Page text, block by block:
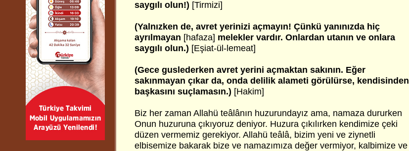
saygılı olun!) [Tirmizi]
(Yalnızken de, avret yerinizi açmayın! Çünkü yanınızda hiç
ayrılmayan [hafaza] melekler vardır. Onlardan utanın ve onlara
saygılı olun.) [Eşiat-ül-lemeat]
(Gece guslederken avret yerini açmaktan sakının. Eğer
sakınmayan çıkar da, onda delilik alameti görülürse, kendisinden
başkasını suçlamasın.) [Hakim]
Biz her zaman Allahü teâlânın huzurundayız ama, namaza dururken
Onun huzuruna çıkıyoruz deniyor. Huzura çıkılırken kendimize çeki
düzen vermemiz gerekiyor. Allahü teâlâ, bizim yeni ve ziynetli
elbisemize bakarak bize ve namazımıza değer vermiyor, kalbimize ve